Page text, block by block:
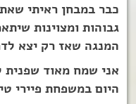
כבר במבחן ראיתי
גבוהות ומצוינות
המנגה שאז רק יצא
אני שמח מאוד שפנית
היום במשפחת פיירי